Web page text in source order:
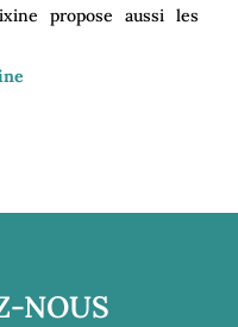
propose aussi les
NOUS